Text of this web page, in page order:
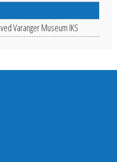
Varanger Museum IKS